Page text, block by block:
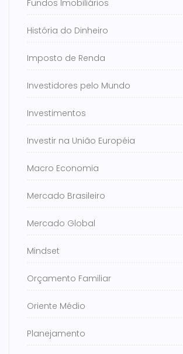
Fundos Imobiliários
História do Dinheiro
Imposto de Renda
Investidores pelo Mundo
Investimentos
Investir na União Européia
Macro Economia
Mercado Brasileiro
Mercado Global
Mindset
Orçamento Familiar
Oriente Médio
Planejamento